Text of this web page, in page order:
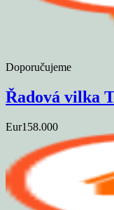
Doporučujeme
Řadová vilka
Eur158.000